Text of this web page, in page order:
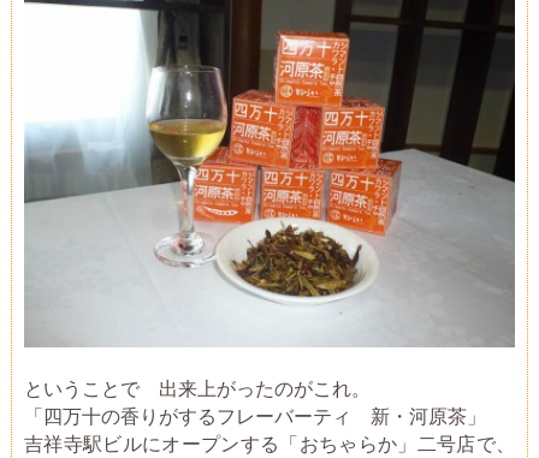
ということで 出来上がったのがこれ。
「四万十の香りがするフレーバーティ 新・河原茶」
吉祥寺駅ビルにオープンする「おちゃらか」二号店で、